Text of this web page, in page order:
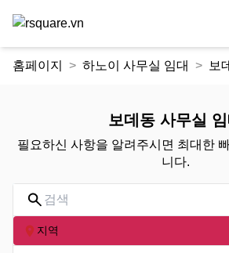
홈페이지 하노이 사무실 임대 보
보데동 사무실 임
필요하신 사항을 알려주시면 최대한
니다.
지역